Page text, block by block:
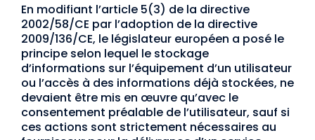
En modifiant l’article 5(3) de la directive
2002/58/CE par l’adoption de la directive
2009/136/CE, le législateur européen a posé le
principe selon lequel le stockage
d’informations sur l’équipement d’un utilisateur
ou l’accès à des informations déjà stockées, ne
devaient être mis en œuvre qu’avec le
consentement préalable de l’utilisateur, sauf si
ces actions sont strictement nécessaires au